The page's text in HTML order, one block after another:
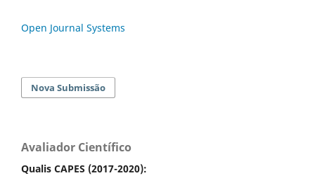
Open Journal Systems
Nova Submissão
Avaliador Científico
Qualis CAPES (2017-2020):